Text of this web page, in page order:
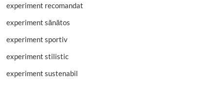
experiment recomandat
experiment sănătos
experiment sportiv
experiment stilistic
experiment sustenabil